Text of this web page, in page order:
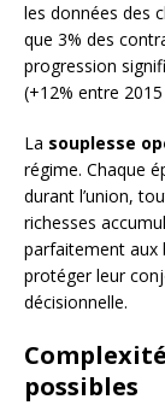
les données des
que 3% des
progression
(+12% entre
La souplesse
régime. Chaque
durant l’union,
richesses
parfaitement aux
protéger leur
décisionnelle.
possibles